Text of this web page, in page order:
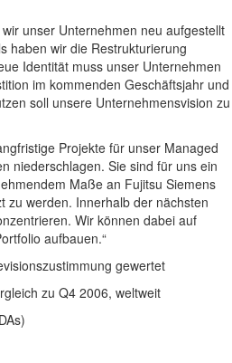
unser Unternehmen neu aufgestellt
haben wir die Restrukturierung
Identität muss unser Unternehmen
im kommenden Geschäftsjahr und
soll unsere Unternehmensvision zu
Projekte für unser Managed
niederschlagen. Sie sind für uns ein
Maße an Fujitsu Siemens
zu werden. Innerhalb der nächsten
Wir können dabei auf
aufbauen.“
gewertet
zu Q4 2006, weltweit